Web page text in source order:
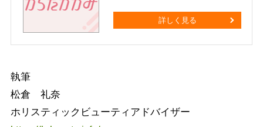
詳しく見る
執筆
松倉 礼奈
ホリスティックビューティアドバイザー